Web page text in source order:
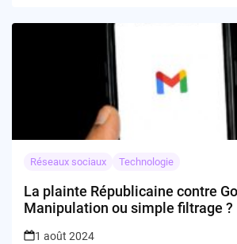
Réseaux sociaux Technologie
La plainte Républicaine contre
Manipulation ou simple filtrage ?
1 août 2024